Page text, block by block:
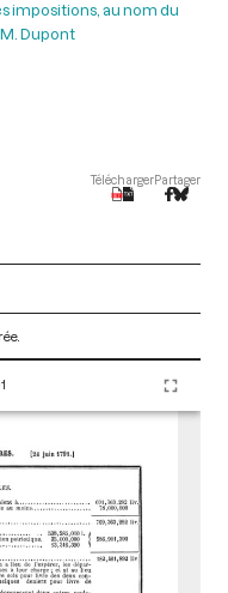
impositions, au nom du
Dupont
TéléchargerPartager